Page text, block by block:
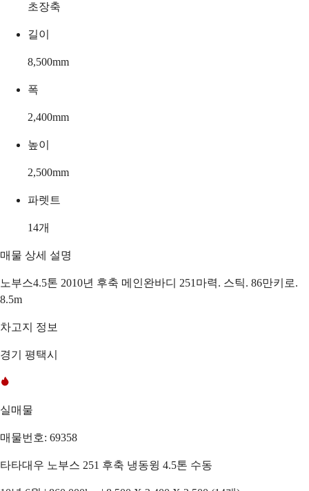
초장축
길이
8,500mm
폭
2,400mm
높이
2,500mm
파렛트
14개
매물 상세 설명
노부스4.5톤 2010년 후축 메인완바디 251마력. 스틱. 86만키로.
8.5m
차고지 정보
경기 평택시
실매물
매물번호: 69358
타타대우 노부스 251 후축 냉동윙 4.5톤 수동